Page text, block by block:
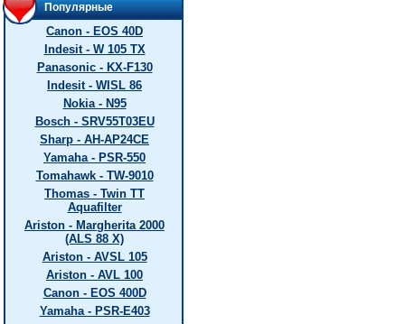
Популярные
Canon - EOS 40D
Indesit - W 105 TX
Panasonic - KX-F130
Indesit - WISL 86
Nokia - N95
Bosch - SRV55T03EU
Sharp - AH-AP24CE
Yamaha - PSR-550
Tomahawk - TW-9010
Thomas - Twin TT
Aquafilter
Ariston - Margherita 2000
(ALS 88 X)
Ariston - AVSL 105
Ariston - AVL 100
Canon - EOS 400D
Yamaha - PSR-E403